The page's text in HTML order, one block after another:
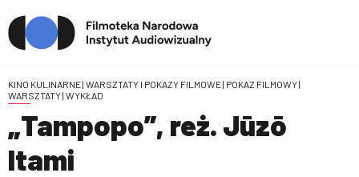
KINO KULINARNE | WARSZTATY I POKAZY FILMOWE| POKAZ FILMOWY |
WARSZTATY | WYKŁAD
„Tampopo”, reż. Jūzō
Itami